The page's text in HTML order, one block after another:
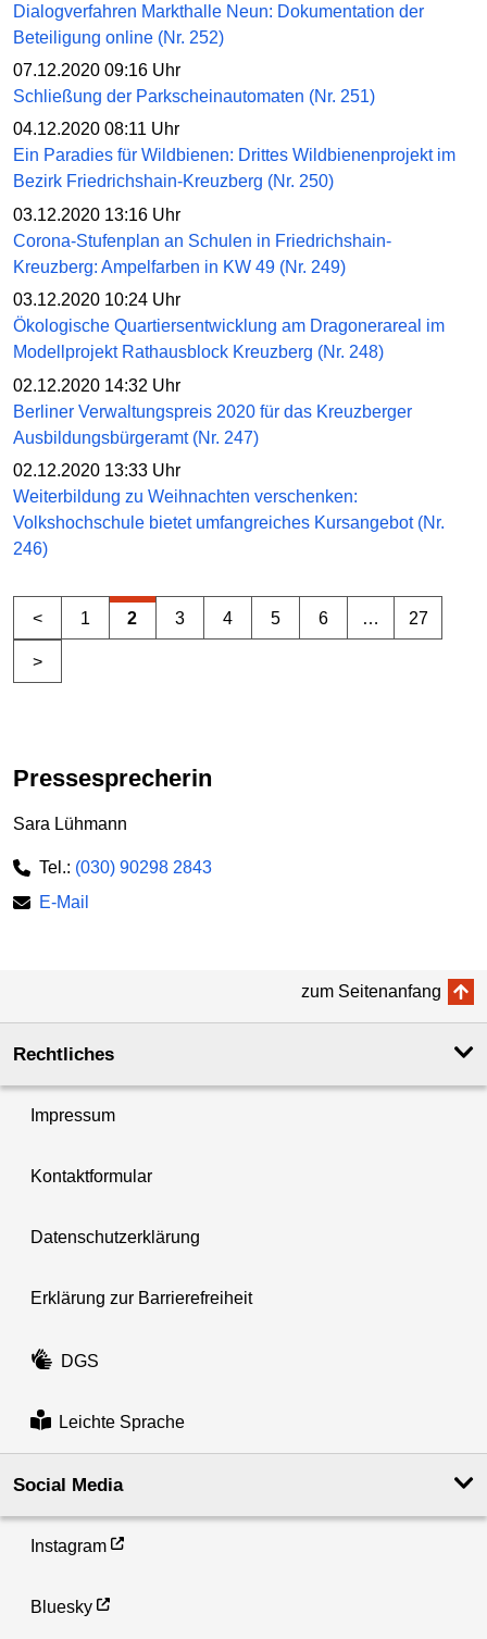
Dialogverfahren Markthalle Neun: Dokumentation der
Beteiligung online (Nr. 252)
07.12.2020 09:16 Uhr
Schließung der Parkscheinautomaten (Nr. 251)
04.12.2020 08:11 Uhr
Ein Paradies für Wildbienen: Drittes Wildbienenprojekt im
Bezirk Friedrichshain-Kreuzberg (Nr. 250)
03.12.2020 13:16 Uhr
Corona-Stufenplan an Schulen in Friedrichshain-
Kreuzberg: Ampelfarben in KW 49 (Nr. 249)
03.12.2020 10:24 Uhr
Ökologische Quartiersentwicklung am Dragonerareal im
Modellprojekt Rathausblock Kreuzberg (Nr. 248)
02.12.2020 14:32 Uhr
Berliner Verwaltungspreis 2020 für das Kreuzberger
Ausbildungsbürgeramt (Nr. 247)
02.12.2020 13:33 Uhr
Weiterbildung zu Weihnachten verschenken:
Volkshochschule bietet umfangreiches Kursangebot (Nr.
246)
< 1 2 3 4 5 6 … 27
>
Pressesprecherin
Sara Lühmann
Tel.: (030) 90298 2843
E-Mail
zum Seitenanfang
Rechtliches
Impressum
Kontaktformular
Datenschutzerklärung
Erklärung zur Barrierefreiheit
DGS
Leichte Sprache
Social Media
Instagram
Bluesky